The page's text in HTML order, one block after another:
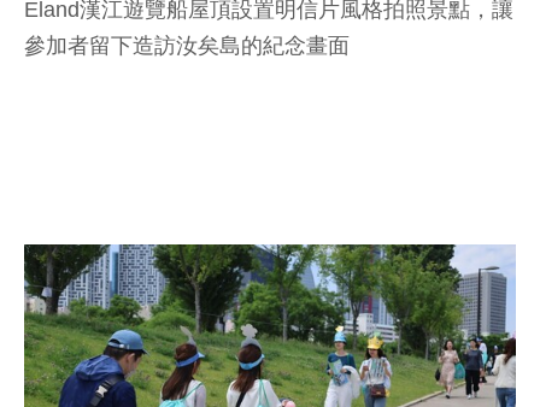
Eland漢江遊覽船屋頂設置明信片風格拍照景點，讓
參加者留下造訪汝矣島的紀念畫面